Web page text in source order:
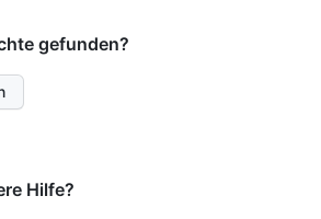
gefunden?
Hilfe?